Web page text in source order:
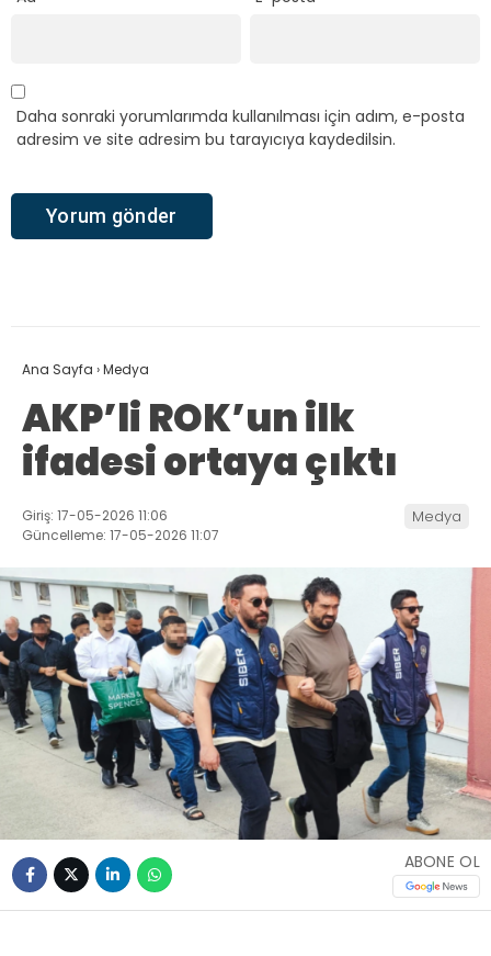
Daha sonraki yorumlarımda kullanılması için adım, e-posta
adresim ve site adresim bu tarayıcıya kaydedilsin.
Ana Sayfa ›Medya
AKP’li ROK’un ilk
ifadesi ortaya çıktı
Giriş: 17-05-2026 11:06
Güncelleme: 17-05-2026 11:07
Medya
ABONE OL